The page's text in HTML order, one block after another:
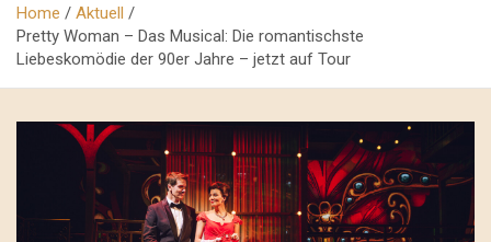
Home
Aktuell
Pretty Woman – Das Musical: Die romantischste
Liebeskomödie der 90er Jahre – jetzt auf Tour